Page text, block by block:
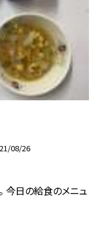
08/26
今日の給食のメニュ